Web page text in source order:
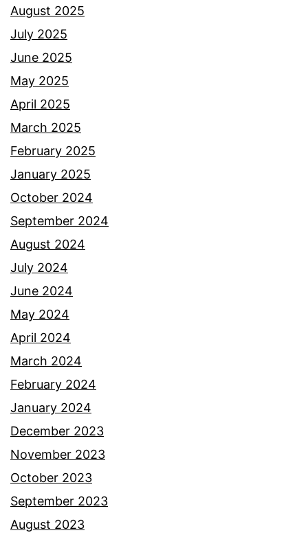
August 2025
July 2025
June 2025
May 2025
April 2025
March 2025
February 2025
January 2025
October 2024
September 2024
August 2024
July 2024
June 2024
May 2024
April 2024
March 2024
February 2024
January 2024
December 2023
November 2023
October 2023
September 2023
August 2023